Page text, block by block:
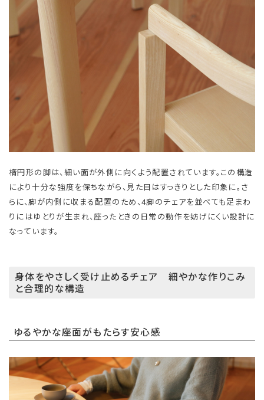
楕円形の脚は、細い面が外側に向くよう配置されています。この構造
により十分な強度を保ちながら、見た目はすっきりとした印象に。さ
らに、脚が内側に収まる配置のため、4脚のチェアを並べても足まわ
りにはゆとりが生まれ、座ったときの日常の動作を妨げにくい設計に
なっています。
身体をやさしく受け止めるチェア 細やかな作りこみ
と合理的な構造
ゆるやかな座面がもたらす安心感